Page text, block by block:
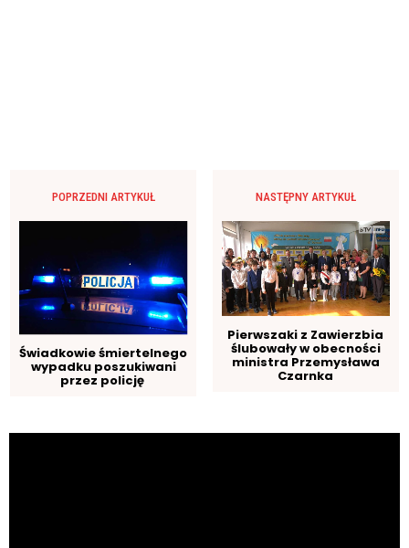
POPRZEDNI ARTYKUŁ
Świadkowie śmiertelnego
wypadku poszukiwani
przez policję
NASTĘPNY ARTYKUŁ
Pierwszaki z Zawierzbia
ślubowały w obecności
ministra Przemysława
Czarnka